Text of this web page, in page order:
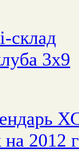
склад
3x9
на 2012 г